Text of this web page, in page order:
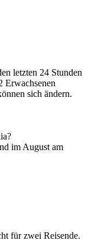
letzten 24 Stunden
Erwachsenen
sich ändern.
im August am
für zwei Reisende.